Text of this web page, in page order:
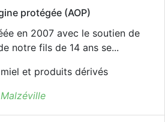
protégée (AOP)
en 2007 avec le soutien de
notre fils de 14 ans se...
et produits dérivés